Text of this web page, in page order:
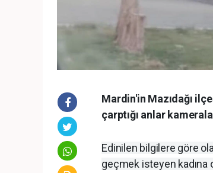
Mardin'in Mazıdağı
çarptığı anlar
Edinilen bilgilere göre
geçmek isteyen kadına